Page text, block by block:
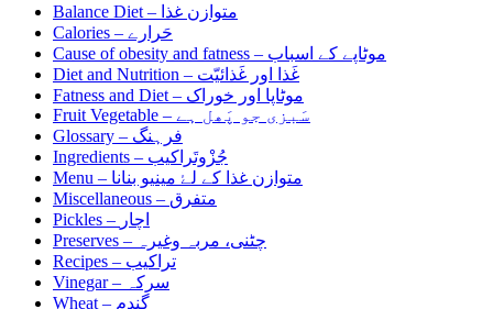
Balance Diet – متوازن غذا
Calories – حَرارے
Cause of obesity and fatness – موٹاپے کے اسباب
Diet and Nutrition – غَذا اور غَذائیّت
Fatness and Diet – موٹاپا اور خوراک
Fruit Vegetable – سَبزی جو پَھل ہے
Glossary – فرہنگ
Ingredients – جُزْوتَراکیب
Menu – متوازن غذا کے لۓ مینیو بنانا
Miscellaneous – متفرق
Pickles – اچار
Preserves –
چٹنی، مربہ وغیرہ
Recipes – تراکیب
Vinegar –
سرکہ
Wheat – گندم